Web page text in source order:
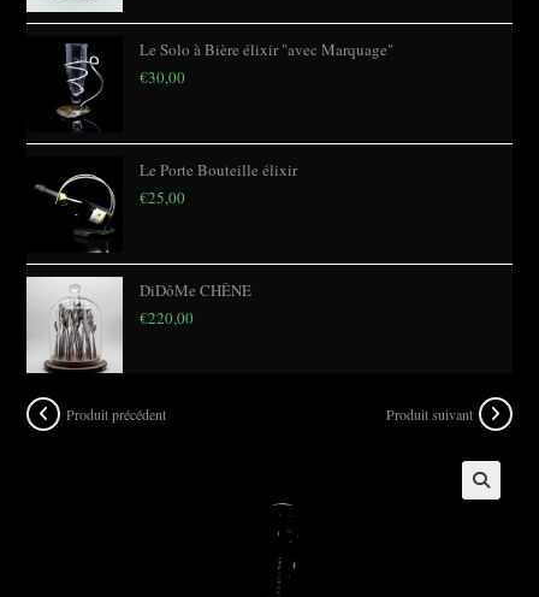
Le Solo à Bière élixir "avec Marquage"
€30,00
Le Porte Bouteille élixir
€25,00
DiDôMe CHÊNE
€220,00
Produit précédent Produit suivant